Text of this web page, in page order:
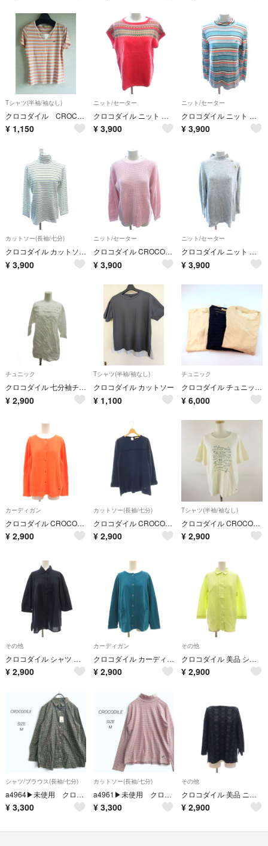
Tシャツ(半袖/袖なし)
クロコダイル CROCODILE マルチボーダー 半袖カットソー M
¥ 1,150
ニット/セーター
クロコダイル ニット セーター 総柄 フレンチスリーブ L 赤 レッド /AU
¥ 3,900
ニット/セーター
クロコダイル ニット セーター ハイネック ボーダー 長袖 LL グレー /AU
¥ 3,900
カットソー(長袖/七分)
クロコダイル カットソー タートルネック ボーダー 長袖 LL 白 ホワイト
¥ 3,900
ニット/セーター
クロコダイル CROCODILE ニット セーター 長袖 LL ピンク /AU
¥ 3,900
ニット/セーター
クロコダイル ニット セーター ハイネック ウール 長袖 LL グレー /AU
¥ 3,900
チュニック
クロコダイル 七分袖チュニック 七分袖シャツ M 白 ホワイト 無地
¥ 2,900
Tシャツ(半袖/袖なし)
クロコダイル カットソー
¥ 1,100
チュニック
クロコダイル チュニック 長袖カットソー 3点セット ブランド トップス まとめて レディース Mサイズ CROCODILE
¥ 6,000
カーディガン
クロコダイル CROCODILE クルーネックカーディガン 長袖 L オレンジ
¥ 2,900
カットソー(長袖/七分)
クロコダイル CROCODILE カットソーチュニック レース ロゴ 長袖 LL
¥ 2,900
Tシャツ(半袖/袖なし)
クロコダイル CROCODILE カットソー Tシャツ 半袖 プリント LL
¥ 2,900
その他
クロコダイル シャツ ブラウス 刺繍 カットワーク M 紺 ネイビー
¥ 2,900
カーディガン
クロコダイル カーディガン XL エメラルドグリーン 無地 ラウンドネック 長袖
¥ 2,900
その他
クロコダイル 美品 シャツ ブラウス リネン混 ピンタック M ライムイエロー
¥ 2,900
シャツ/ブラウス(長袖/七分)
a4964▶未使用 クロコダイル 長袖シャツ【M】ブラック チェック 綿 春秋
¥ 3,300
カットソー(長袖/七分)
a4961▶未使用 クロコダイル ハイネックボーダーカットソー【M】ロゴ刺繍
¥ 3,300
その他
クロコダイル 美品 ニットカットソー 七分袖 M ネイビー ボートネック 総柄
¥ 2,900